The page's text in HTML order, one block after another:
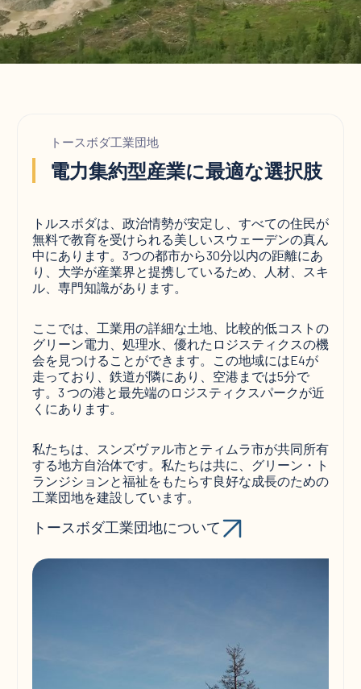
トースボダ工業団地
電力集約型産業に最適な選択肢
トルスボダは、政治情勢が安定し、すべての住民が
無料で教育を受けられる美しいスウェーデンの真ん
中にあります。3つの都市から30分以内の距離にあ
り、大学が産業界と提携しているため、人材、スキ
ル、専門知識があります。
ここでは、工業用の詳細な土地、比較的低コストの
グリーン電力、処理水、優れたロジスティクスの機
会を見つけることができます。この地域にはE4が
走っており、鉄道が隣にあり、空港までは5分で
す。3 つの港と最先端のロジスティクスパークが近
くにあります。
私たちは、スンズヴァル市とティムラ市が共同所有
する地方自治体です。私たちは共に、グリーン・ト
ランジションと福祉をもたらす良好な成長のための
工業団地を建設しています。
トースボダ工業団地について